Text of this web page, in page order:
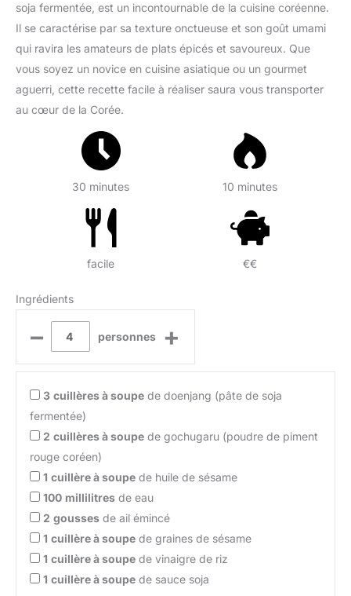
soja fermentée, est un incontournable de la cuisine coréenne.
Il se caractérise par sa texture onctueuse et son goût umami
qui ravira les amateurs de plats épicés et savoureux. Que
vous soyez un novice en cuisine asiatique ou un gourmet
aguerri, cette recette facile à réaliser saura vous transporter
au cœur de la Corée.
30 minutes 10 minutes
facile €€
Ingrédients
– personnes +
3 cuillères à soupe de doenjang (pâte de soja
fermentée)
2 cuillères à soupe de gochugaru (poudre de piment
rouge coréen)
1 cuillère à soupe de huile de sésame
100 millilitres de eau
2 gousses de ail émincé
1 cuillère à soupe de graines de sésame
1 cuillère à soupe de vinaigre de riz
1 cuillère à soupe de sauce soja